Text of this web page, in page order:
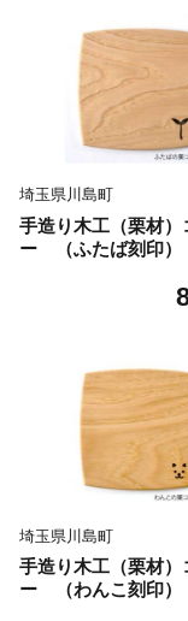
埼玉県川島町
手造り木工（栗材）
ー （ふたば刻印）
埼玉県川島町
手造り木工（栗材）
ー （わんこ刻印）